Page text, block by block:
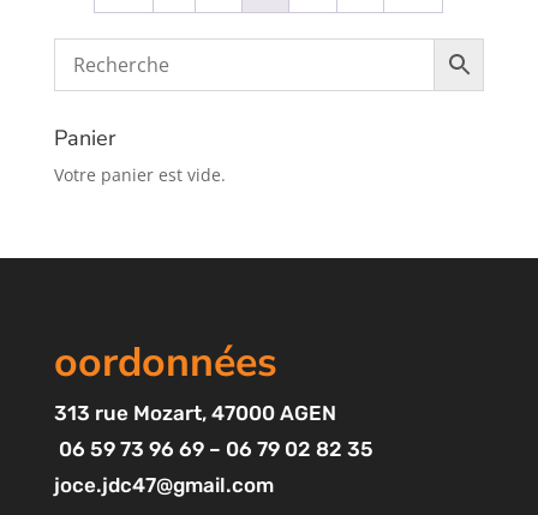
Panier
Votre panier est vide.
oordonnées
313 rue Mozart, 47000 AGEN
06 59 73 96 69 – 06 79 02 82 35
joce.jdc47@gmail.com